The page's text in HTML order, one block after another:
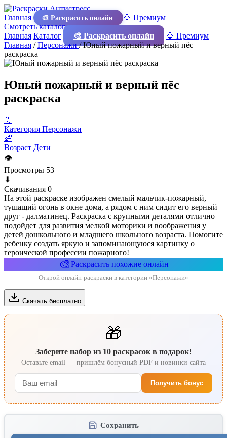
Главная 🎨 Раскрасить онлайн
💎 Премиум
Смотреть каталог
Главная Каталог 🎨 Раскрасить онлайн
💎 Премиум
Главная /Персонажи/Юный пожарный и верный пёс
раскраска
Юный пожарный и верный пёс
раскраска
📁
Категория Персонажи
👶
Возраст Дети
👁
Просмотры 53
⬇
Скачивания 0
На этой раскраске изображен смелый мальчик-пожарный,
тушащий огонь в окне дома, а рядом с ним сидит его верный
друг - далматинец. Раскраска с крупными деталями отлично
подойдет для развития мелкой моторики и воображения у
детей дошкольного и младшего школьного возраста. Помогите
ребенку создать яркую и запоминающуюся картинку о
героической профессии пожарного!
🎨Раскрасить похожие онлайн
Открой онлайн-раскраски в категории «Персонажи»
Скачать бесплатно
🎁
Заберите набор из 10 раскрасок в подарок!
Оставьте email — пришлём бонусный PDF и новинки сайта
Получить бонус
Сохранить